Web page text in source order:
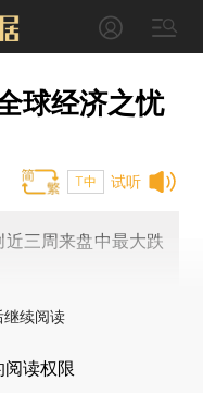
球经济之忧
试听
T中
三周来盘中最大跌
继续阅读
阅读权限